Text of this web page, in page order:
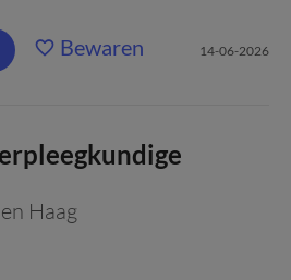
Bewaren 14-06-2026
Haag